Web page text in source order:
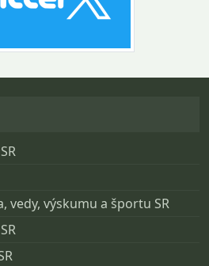
vedy, výskumu a športu SR